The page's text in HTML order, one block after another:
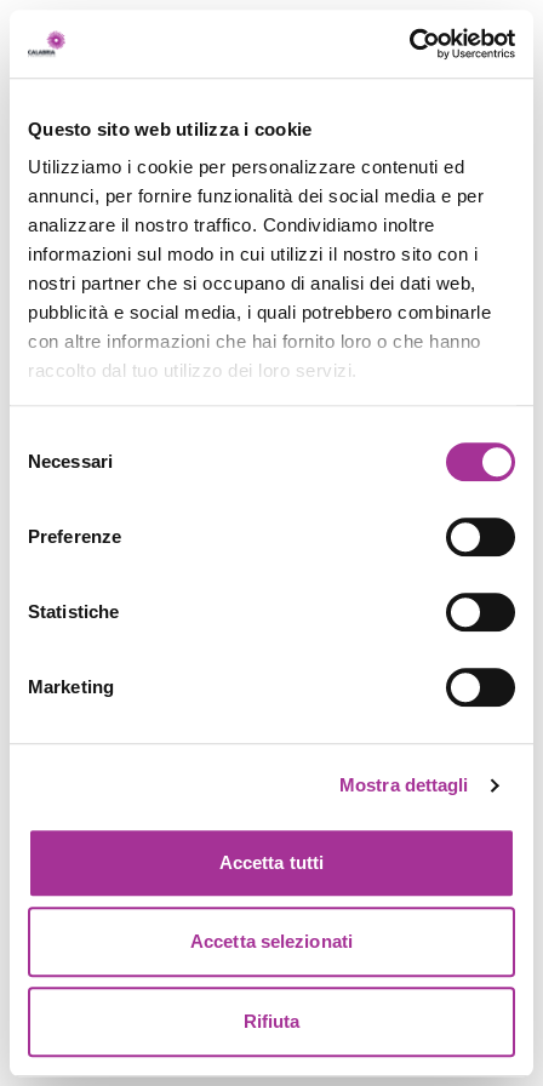
Questo sito web utilizza i cookie
Utilizziamo i cookie per personalizzare contenuti ed
annunci, per fornire funzionalità dei social media e per
analizzare il nostro traffico. Condividiamo inoltre
informazioni sul modo in cui utilizzi il nostro sito con i
nostri partner che si occupano di analisi dei dati web,
pubblicità e social media, i quali potrebbero combinarle
con altre informazioni che hai fornito loro o che hanno
raccolto dal tuo utilizzo dei loro servizi.
delNecessari
Preferenze
Statistiche
Marketing
Mostra dettagli
Accetta tutti
Accetta selezionati
Rifiuta